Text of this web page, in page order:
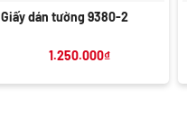
Giấy dán tường 9380-2
1.250.000₫